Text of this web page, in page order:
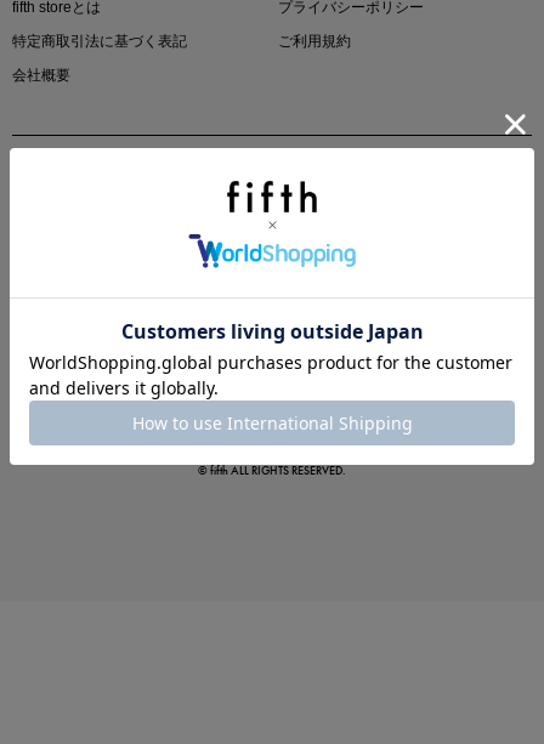
マストバイアイテム
この夏の主役確定！
fifth storeとは
プライバシーポリシー
特定商取引法に基づく表記
ご利用規約
会社概要
© fifth ALL RIGHTS RESERVED.